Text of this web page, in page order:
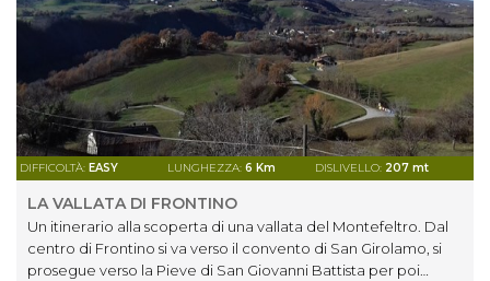
dei Principi e il Parco del Sasso Simone e Simoncello a
Carpegna, il Castello e il Parco Faunistico a Frontino, il
Castello di Belforte all’Isauro e quello dei Conti Oliva a
Piandimeleto.
DIFFICOLTÀ: EASY LUNGHEZZA: 6 Km DISLIVELLO: 207 mt
LA VALLATA DI FRONTINO
Un itinerario alla scoperta di una vallata del Montefeltro. Dal
centro di Frontino si va verso il convento di San Girolamo, si
prosegue verso la Pieve di San Giovanni Battista per poi